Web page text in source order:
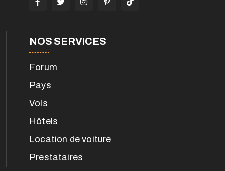
NOS SERVICES
Forum
Pays
Vols
Hôtels
Location de voiture
Prestataires